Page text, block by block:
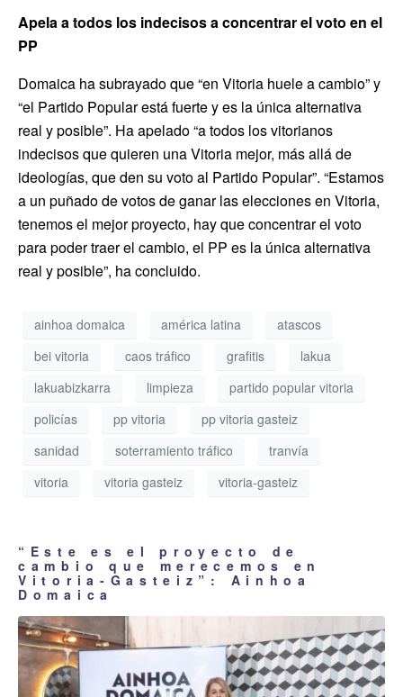
Apela a todos los indecisos a concentrar el voto en el
PP
Domaica ha subrayado que “en Vitoria huele a cambio” y
“el Partido Popular está fuerte y es la única alternativa
real y posible”. Ha apelado “a todos los vitorianos
indecisos que quieren una Vitoria mejor, más allá de
ideologías, que den su voto al Partido Popular”. “Estamos
a un puñado de votos de ganar las elecciones en Vitoria,
tenemos el mejor proyecto, hay que concentrar el voto
para poder traer el cambio, el PP es la única alternativa
real y posible”, ha concluido.
ainhoa domaica américa latina
atascos
bei vitoria
caos tráfico grafitis
lakua
lakuabizkarra
limpieza
partido popular vitoria
policías
pp vitoria
pp vitoria gasteiz
sanidad
soterramiento tráfico
tranvía
vitoria
vitoria gasteiz vitoria-gasteiz
“Este es el proyecto de
cambio que merecemos en
Vitoria-Gasteiz”: Ainhoa
Domaica